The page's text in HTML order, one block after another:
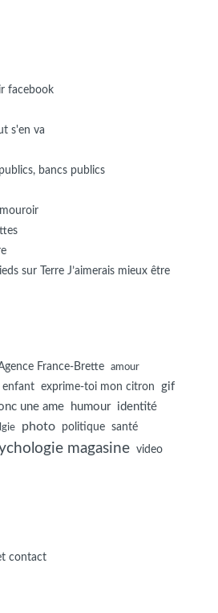
facebook
s'en va
bancs publics
sur Terre J’aimerais mieux être
France-Brette amour
enfant exprime-toi mon citron
gif
une ame
humour identité
photo politique
santé
magasine video
contact